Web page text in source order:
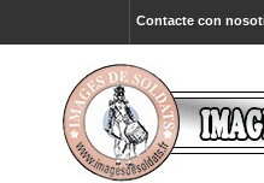
Contacte con